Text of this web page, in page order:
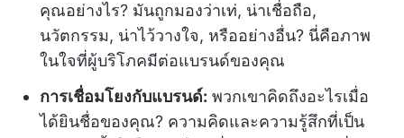
คุณอย่างไร? มันถูกมองว่าเท่, น่าเชื่อถือ,
นวัตกรรม, น่าไว้วางใจ, หรืออย่างอื่น? นี่คือภาพ
ในใจที่ผู้บริโภคมีต่อแบรนด์ของคุณ
การเชื่อมโยงกับแบรนด์: พวกเขาคิดถึงอะไรเมื่อ
ได้ยินชื่อของคุณ? ความคิดและความรู้สึกที่เป็น